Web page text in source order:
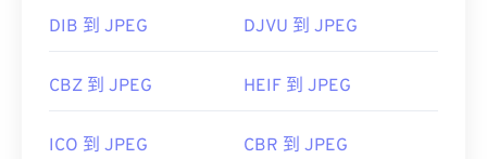
DIB 到 JPEG DJVU 到 JPEG
CBZ 到 JPEG HEIF 到 JPEG
ICO 到 JPEG CBR 到 JPEG